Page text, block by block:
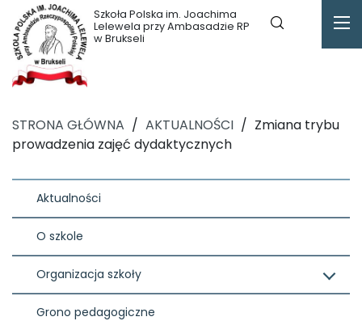
Szkoła Polska im. Joachima
Lelewela przy Ambasadzie RP
w Brukseli
STRONA GŁÓWNA / AKTUALNOŚCI / Zmiana trybu
prowadzenia zajęć dydaktycznych
Aktualności
O szkole
Organizacja szkoły
Grono pedagogiczne